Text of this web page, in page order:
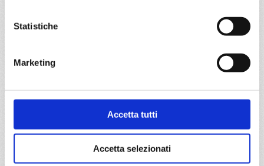
Statistiche
Marketing
Accetta tutti
Accetta selezionati
9 giorni